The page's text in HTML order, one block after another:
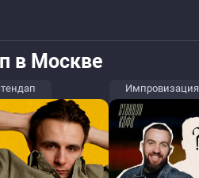
в Москве
Импровизация